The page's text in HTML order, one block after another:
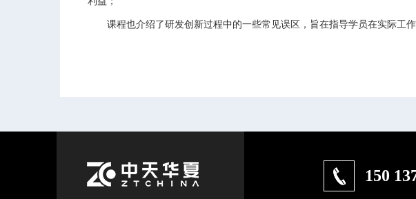
课程也介绍了研发创新过程中的一些常见误区，旨在指导学员在实际工作
150